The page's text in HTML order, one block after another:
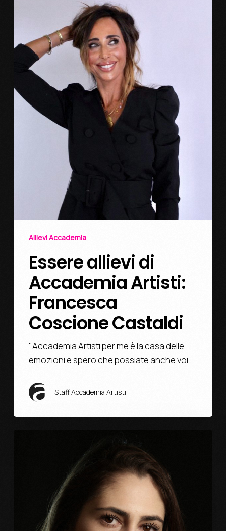
Allievi Accademia
Essere allievi di
Accademia Artisti:
Francesca
Coscione Castaldi
"Accademia Artisti per me è la casa delle
emozioni e spero che possiate anche voi…
Staff Accademia Artisti